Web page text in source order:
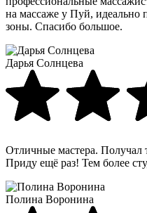
на массаже у Пуй, идеально
зоны. Спасибо большое.
Дарья Солнцева
Отличные мастера. Получал
Приду ещё раз! Тем более
Полина Воронина